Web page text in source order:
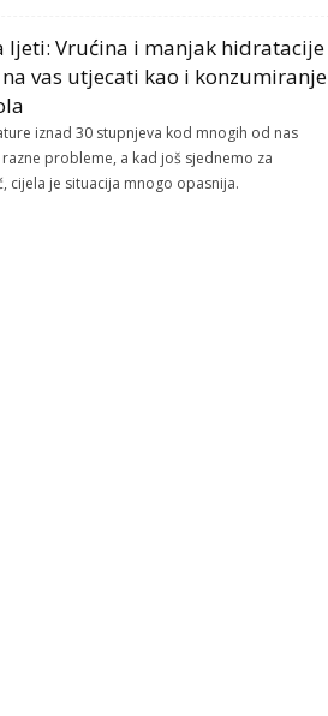
ljeti: Vrućina i manjak hidratacije
vas utjecati kao i konzumiranje
iznad 30 stupnjeva kod mnogih od nas
razne probleme, a kad još sjednemo za
cijela je situacija mnogo opasnija.